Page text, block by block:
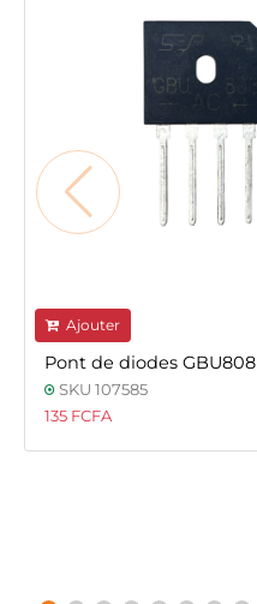
Ajouter
Pont de diodes GBU808
SKU 107585
135 FCFA